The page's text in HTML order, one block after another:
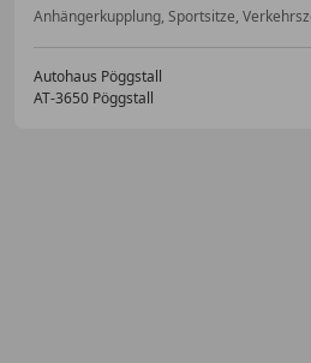
Autohaus Pöggstall
AT-3650 Pöggstall